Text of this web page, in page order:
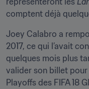
comptent déjà
Joey Calabro a
2017, ce qui l’avait
quelques mois plus
valider son billet pour
Playoffs des FIFA 18